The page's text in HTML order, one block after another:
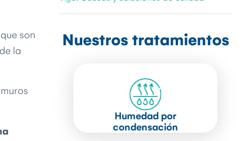
son
la
Nuestros tratamientos
Humedad por
condensación